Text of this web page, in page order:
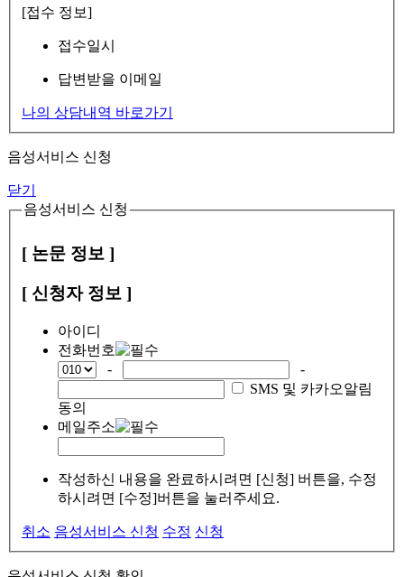
[접수 정보]
접수일시
답변받을 이메일
나의 상담내역 바로가기
음성서비스 신청
닫기
음성서비스 신청
[ 논문 정보 ]
[ 신청자 정보 ]
아이디
전화번호
-
-
SMS 및 카카오알림
동의
메일주소
작성하신 내용을 완료하시려면 [신청] 버튼을, 수정
하시려면 [수정]버튼을 눌러주세요.
취소 음성서비스 신청 수정 신청